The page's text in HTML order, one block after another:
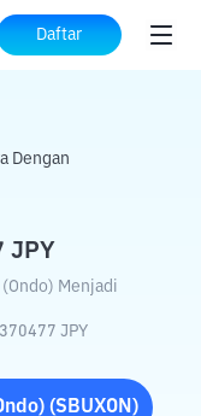
Daftar
ke JPY
Dengan
JPY
Menjadi
JPY
(SBUXON )